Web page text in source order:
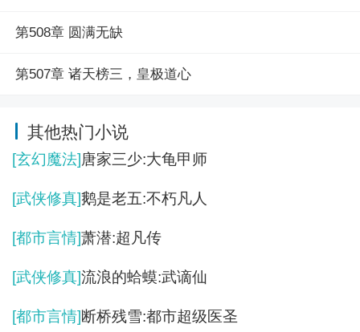
第508章 圆满无缺
第507章 诸天榜三，皇极道心
其他热门小说
[玄幻魔法]唐家三少:大龟甲师
[武侠修真]鹅是老五:不朽凡人
[都市言情]萧潜:超凡传
[武侠修真]流浪的蛤蟆:武谪仙
[都市言情]断桥残雪:都市超级医圣